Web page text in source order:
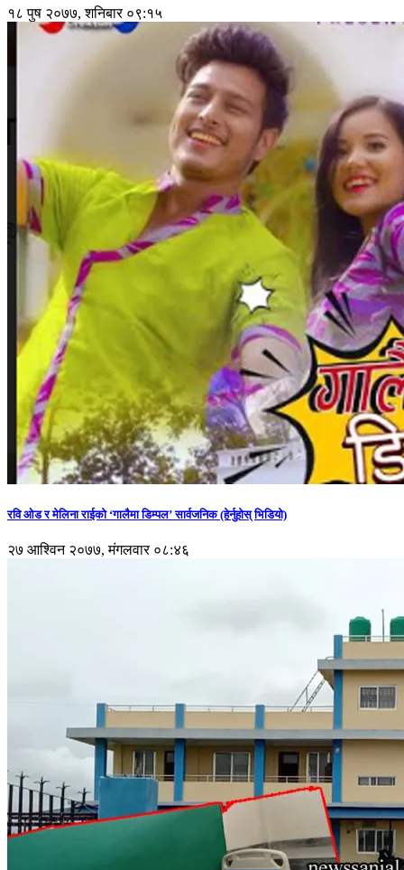
१८ पुष २०७७, शनिबार ०९:१५
रवि ओड र मेलिना राईको ‘गालैमा डिम्पल’ सार्वजनिक (हेर्नुहोस् भिडियो)
२७ आश्विन २०७७, मंगलवार ०८:४६